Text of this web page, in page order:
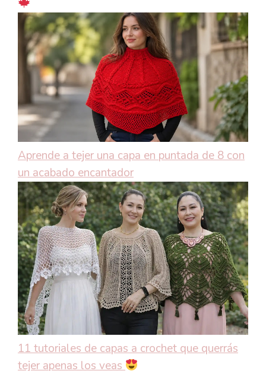
Aprende a tejer una capa en puntada de 8 con
un acabado encantador
11 tutoriales de capas a crochet que querrás
tejer apenas los veas